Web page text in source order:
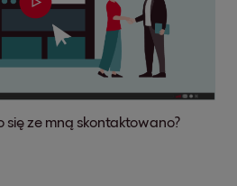
się ze mną skontaktowano?